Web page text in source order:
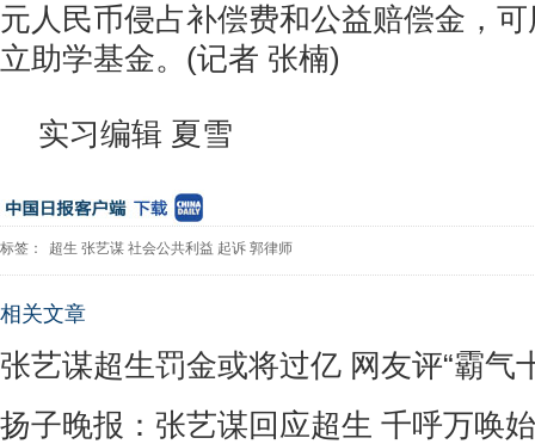
元人民币侵占补偿费和公益赔偿金，
立助学基金。(记者 张楠)
实习编辑 夏雪
标签： 超生 张艺谋 社会公共利益 起诉 郭律师
相关文章
张艺谋超生罚金或将过亿 网友评“霸气
扬子晚报：张艺谋回应超生 千呼万唤